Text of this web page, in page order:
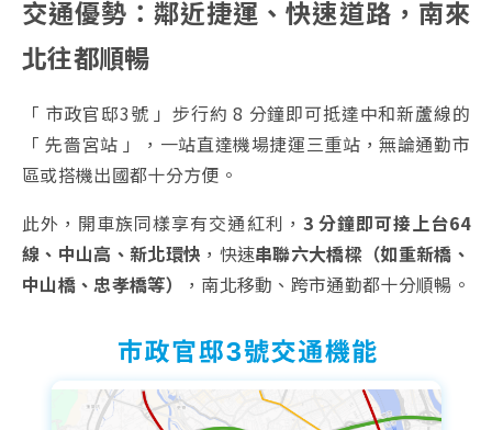
交通優勢：鄰近捷運、快速道路，南來
北往都順暢
「 市政官邸3號 」步行約 8 分鐘即可抵達中和新蘆線的
「 先嗇宮站 」，一站直達機場捷運三重站，無論通勤市
區或搭機出國都十分方便。
此外，開車族同樣享有交通紅利， 3 分鐘即可接上台64
線、中山高、新北環快 ，快速串聯六大橋樑（如重新橋、
中山橋、忠孝橋等）
，南北移動、跨市通勤都十分順暢。